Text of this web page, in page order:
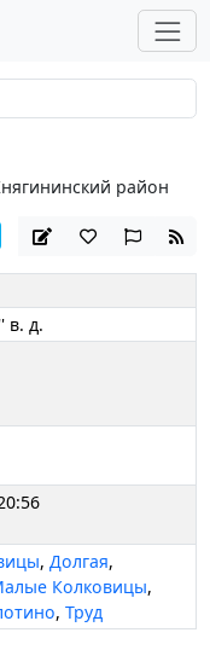
район
в. д.
,Долгая,
Колковицы,
,Труд